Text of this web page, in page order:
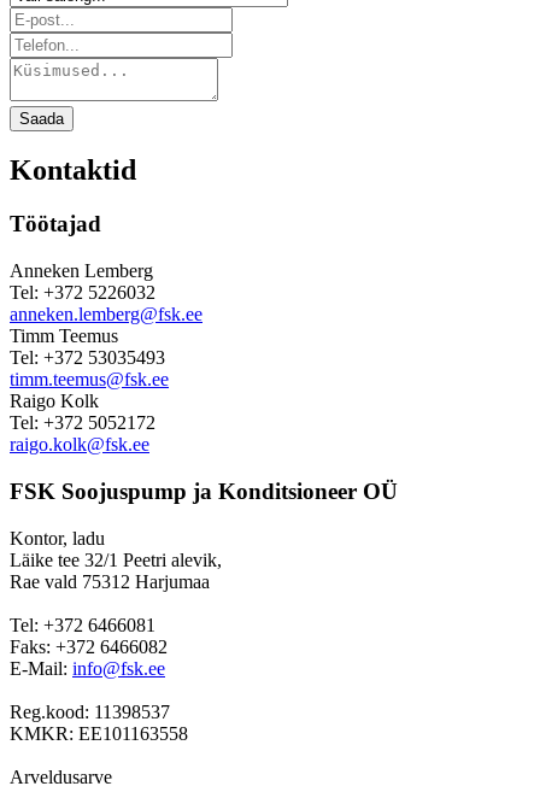
Saada
Kontaktid
Töötajad
Anneken Lemberg
Tel: +372 5226032
anneken.lemberg@fsk.ee
Timm Teemus
Tel: +372 53035493
timm.teemus@fsk.ee
Raigo Kolk
Tel: +372 5052172
raigo.kolk@fsk.ee
FSK Soojuspump ja Konditsioneer OÜ
Kontor, ladu
Läike tee 32/1 Peetri alevik,
Rae vald 75312 Harjumaa
Tel: +372 6466081
Faks: +372 6466082
E-Mail: info@fsk.ee
Reg.kood: 11398537
KMKR: EE101163558
Arveldusarve